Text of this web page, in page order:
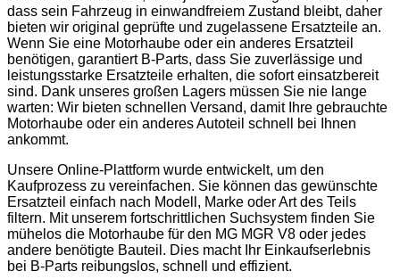
dass sein Fahrzeug in einwandfreiem Zustand bleibt, daher
bieten wir original geprüfte und zugelassene Ersatzteile an.
Wenn Sie eine Motorhaube oder ein anderes Ersatzteil
benötigen, garantiert B-Parts, dass Sie zuverlässige und
leistungsstarke Ersatzteile erhalten, die sofort einsatzbereit
sind. Dank unseres großen Lagers müssen Sie nie lange
warten: Wir bieten schnellen Versand, damit Ihre gebrauchte
Motorhaube oder ein anderes Autoteil schnell bei Ihnen
ankommt.
Unsere Online-Plattform wurde entwickelt, um den
Kaufprozess zu vereinfachen. Sie können das gewünschte
Ersatzteil einfach nach Modell, Marke oder Art des Teils
filtern. Mit unserem fortschrittlichen Suchsystem finden Sie
mühelos die Motorhaube für den MG MGR V8 oder jedes
andere benötigte Bauteil. Dies macht Ihr Einkaufserlebnis
bei B-Parts reibungslos, schnell und effizient.